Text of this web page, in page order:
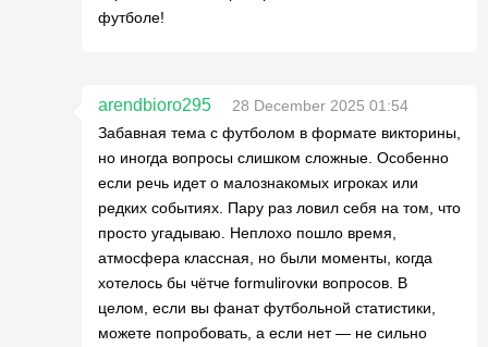
футболе!
arendbioro295
28 December 2025 01:54
Забавная тема с футболом в формате викторины,
но иногда вопросы слишком сложные. Особенно
если речь идет о малознакомых игроках или
редких событиях. Пару раз ловил себя на том, что
просто угадываю. Неплохо пошло время,
атмосфера классная, но были моменты, когда
хотелось бы чётче formulirovки вопросов. В
целом, если вы фанат футбольной статистики,
можете попробовать, а если нет — не сильно